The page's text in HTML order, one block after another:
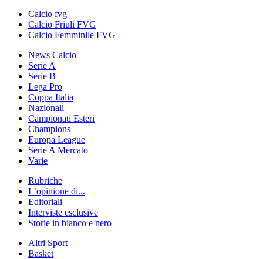
Calcio fvg
Calcio Friuli FVG
Calcio Femminile FVG
News Calcio
Serie A
Serie B
Lega Pro
Coppa Italia
Nazionali
Campionati Esteri
Champions
Europa League
Serie A Mercato
Varie
Rubriche
L’opinione di...
Editoriali
Interviste esclusive
Storie in bianco e nero
Altri Sport
Basket